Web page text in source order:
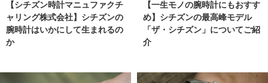
【シチズン時計マニュファクチ
ャリング株式会社】シチズンの
腕時計はいかにして生まれるの
か
【一生モノの腕時計にもおすす
め】シチズンの最高峰モデル
「ザ・シチズン」についてご紹
介